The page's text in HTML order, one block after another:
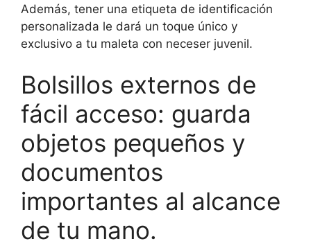
Además, tener una etiqueta de identificación
personalizada le dará un toque único y
exclusivo a tu maleta con neceser juvenil.
Bolsillos externos de
fácil acceso: guarda
objetos pequeños y
documentos
importantes al alcance
de tu mano.